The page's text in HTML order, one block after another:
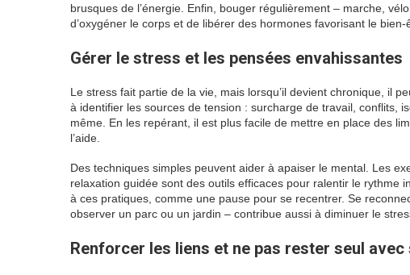
brusques de l’énergie. Enfin, bouger régulièrement – marche,
d’oxygéner le corps et de libérer des hormones favorisant le bien-
Gérer le stress et les pensées envahissantes
Le stress fait partie de la vie, mais lorsqu’il devient chronique, il
à identifier les sources de tension : surcharge de travail, conflits,
même. En les repérant, il est plus facile de mettre en place des
l’aide.
Des techniques simples peuvent aider à apaiser le mental. Les
relaxation guidée sont des outils efficaces pour ralentir le rythme
à ces pratiques, comme une pause pour se recentrer. Se
observer un parc ou un jardin – contribue aussi à diminuer le
Renforcer les liens et ne pas rester seul